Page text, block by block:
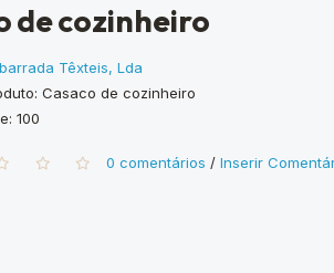
de cozinheiro
Têxteis, Lda
Casaco de cozinheiro
100
0 comentários / Inserir